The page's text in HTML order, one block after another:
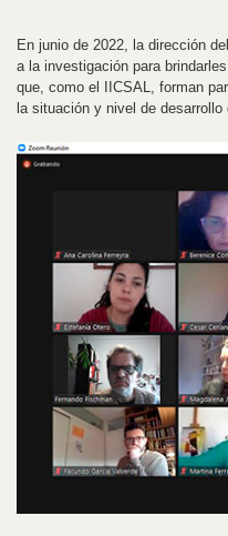
En junio de 2022, la dirección del
a la investigación para
que, como el IICSAL, forman
la situación y nivel de